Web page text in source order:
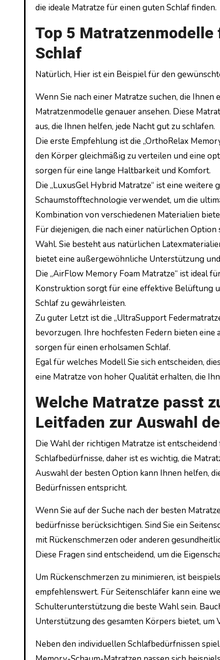
die ideale Matratze für einen guten Schlaf finden.
Top 5
Schlaf
Natürlich, Hier ist ein Beispiel für den
Wenn Sie nach einer Matratze suchen, die
Matratzenmodelle genauer ansehen. Diese
aus, die Ihnen helfen, jede Nacht gut zu schlafen.
Die erste Empfehlung ist die „OrthoRelax
den Körper gleichmäßig zu verteilen und eine
sorgen für eine lange Haltbarkeit und Komfort.
Die „LuxusGel Hybrid Matratze“ ist eine
Schaumstofftechnologie verwendet, um die
Kombination von verschiedenen Materialien
Für diejenigen, die nach einer natürlichen
Wahl. Sie besteht aus natürlichen
bietet eine außergewöhnliche Unterstützung
Die „AirFlow Memory Foam Matratze“ ist ideal
Konstruktion sorgt für eine effektive Belüftung
Schlaf zu gewährleisten.
Zu guter Letzt ist die „UltraSupport
bevorzugen. Ihre hochfesten Federn bieten
sorgen für einen erholsamen Schlaf.
Egal für welches Modell Sie sich entscheiden,
eine Matratze von hoher Qualität erhalten, die
Welche Matratze passt
Leitfaden zur Auswahl
Die Wahl der richtigen Matratze ist
Schlafbedürfnisse, daher ist es wichtig, die
Auswahl der besten Option kann Ihnen helfen,
Bedürfnissen entspricht.
Wenn Sie auf der Suche nach der besten
bedürfnisse berücksichtigen. Sind Sie ein
mit Rückenschmerzen oder anderen
Diese Fragen sind entscheidend, um die
Um Rückenschmerzen zu minimieren, ist
empfehlenswert. Für Seitenschläfer kann eine
Schulterunterstützung die beste Wahl sein.
Unterstützung des gesamten Körpers bietet, um
Neben den individuellen Schlafbedürfnissen